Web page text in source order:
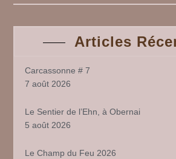
Articles
Carcassonne # 7
7 août 2026
Le Sentier de l’Ehn, à Obernai
5 août 2026
Le Champ du Feu 2026